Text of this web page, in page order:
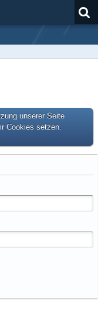
unserer Seite
Cookies setzen.